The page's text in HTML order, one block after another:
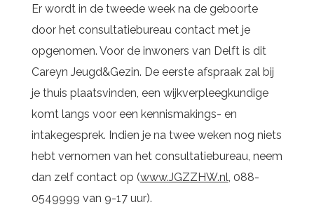
Er wordt in de tweede week na de geboorte
door het consultatiebureau contact met je
opgenomen. Voor de inwoners van Delft is dit
Careyn Jeugd&Gezin. De eerste afspraak zal bij
je thuis plaatsvinden, een wijkverpleegkundige
komt langs voor een kennismakings- en
intakegesprek. Indien je na twee weken nog niets
hebt vernomen van het consultatiebureau, neem
dan zelf contact op (www.JGZZHW.nl, 088-
0549999 van 9-17 uur).